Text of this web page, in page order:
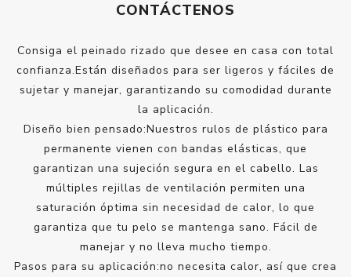
CONTÁCTENOS
Consiga el peinado rizado que desee en casa con total
confianza.Están diseñados para ser ligeros y fáciles de
sujetar y manejar, garantizando su comodidad durante
la aplicación.
Diseño bien pensado:Nuestros rulos de plástico para
permanente vienen con bandas elásticas, que
garantizan una sujeción segura en el cabello. Las
múltiples rejillas de ventilación permiten una
saturación óptima sin necesidad de calor, lo que
garantiza que tu pelo se mantenga sano. Fácil de
manejar y no lleva mucho tiempo.
Pasos para su aplicación:no necesita calor, así que crea